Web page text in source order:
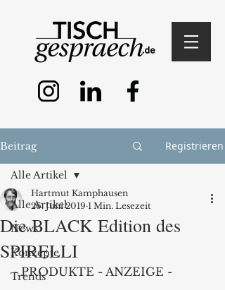
Beitrag Registrieren
Alle Artikel
News
Konzepte
Trends
Alle Artikel
Die BLACK Edition des
SPIRELLI
Hartmut Kamphausen
26. Juni 2019 1 Min. Lesezeit
- PRODUKTE - ANZEIGE -